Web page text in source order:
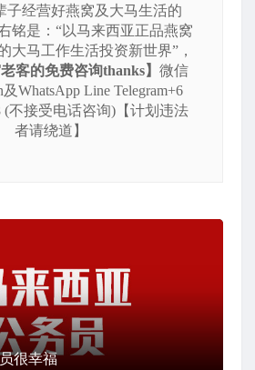
子经营好燕窝及大马生活的
铭是：“以马来西亚正品燕窝
大马工作生活投资新世界”，
客的免费咨询thanks】 微信
WhatsApp Line Telegram+6
(不接受电话咨询)【计划违法
者请绕道】
很幸福